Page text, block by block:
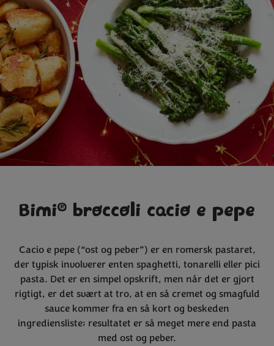
Bimi® broccoli cacio e pepe
Cacio e pepe (“ost og peber”) er en romersk pastaret,
der typisk involverer enten spaghetti, tonarelli eller pici
pasta. Det er en simpel opskrift, men når det er gjort
rigtigt, er det svært at tro, at en så cremet og smagfuld
sauce kommer fra en så kort og beskeden
ingrediensliste; resultatet er så meget mere end pasta
med ost og peber.